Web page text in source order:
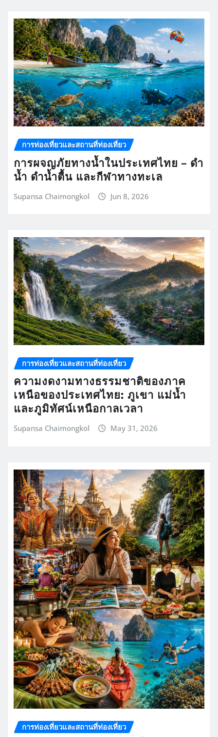
การท่องเที่ยวและสถานที่ท่องเที่ยว
การผจญภัยทางน้ำในประเทศไทย – ดำ
น้ำ ดำน้ำตื้น และกีฬาทางทะเล
Supansa Chaimongkol Jun 8, 2026
การท่องเที่ยวและสถานที่ท่องเที่ยว
ความงดงามทางธรรมชาติของภาค
เหนือของประเทศไทย: ภูเขา แม่น้ำ
และภูมิทัศน์เหนือกาลเวลา
Supansa Chaimongkol May 31, 2026
การท่องเที่ยวและสถานที่ท่องเที่ยว